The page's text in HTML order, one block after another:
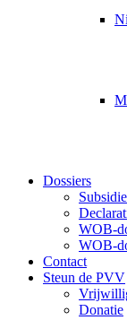
Dossiers
WOB-
WOB-
Contact
Steun de PVV
Donatie